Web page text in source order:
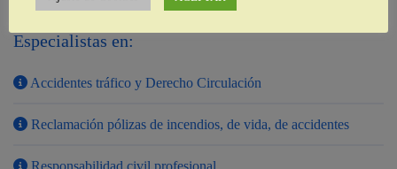
Especialistas en:
Accidentes tráfico y Derecho Circulación
Reclamación pólizas de incendios, de vida, de accidentes
Responsabilidad civil profesional